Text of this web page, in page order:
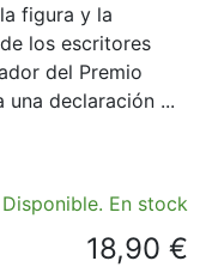
figura y la
los escritores
del Premio
una declaración ...
Disponible. En stock
18,90 €